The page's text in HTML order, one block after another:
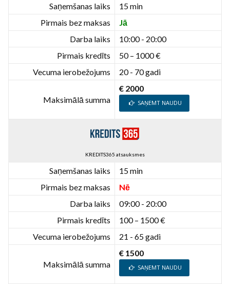
Saņemšanas laiks
15 min
Pirmais bez maksas
Jā
Darba laiks
10:00 - 20:00
Pirmais kredīts
50 – 1000 €
Vecuma ierobežojums
20 - 70 gadi
Maksimālā summa
€ 2000
SAŅEMT NAUDU
KREDITS365 atsauksmes
Saņemšanas laiks
15 min
Pirmais bez maksas
Nē
Darba laiks
09:00 - 20:00
Pirmais kredīts
100 – 1500 €
Vecuma ierobežojums
21 - 65 gadi
Maksimālā summa
€ 1500
SAŅEMT NAUDU